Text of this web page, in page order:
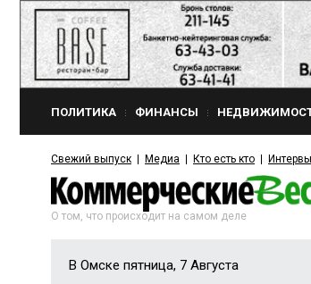
ПОЛИТИКА ФИНАНСЫ
Свежий выпуск Медиа Кто есть кто
О том, что происходит на самом деле
В Омске пятница, 7 Августа